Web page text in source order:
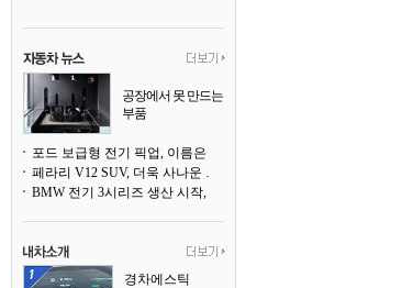
공장에서 못 만드는
부품
어낸다
페라리 V12 SUV, 더욱 사나운 얼굴로 돌아온다
경차에스틱